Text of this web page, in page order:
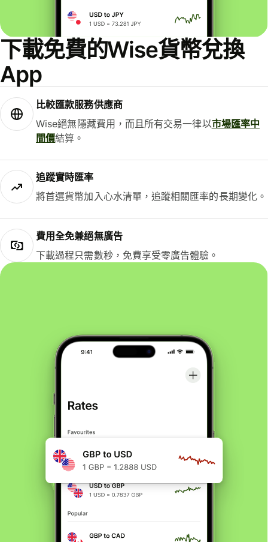
下載免費的Wise貨幣兌換
App
比較匯款服務供應商
Wise絕無隱藏費用，而且所有交易一律以市場匯率中
間價結算。
追蹤實時匯率
將首選貨幣加入心水清單，追蹤相關匯率的長期變化。
費用全免兼絕無廣告
下載過程只需數秒，免費享受零廣告體驗。